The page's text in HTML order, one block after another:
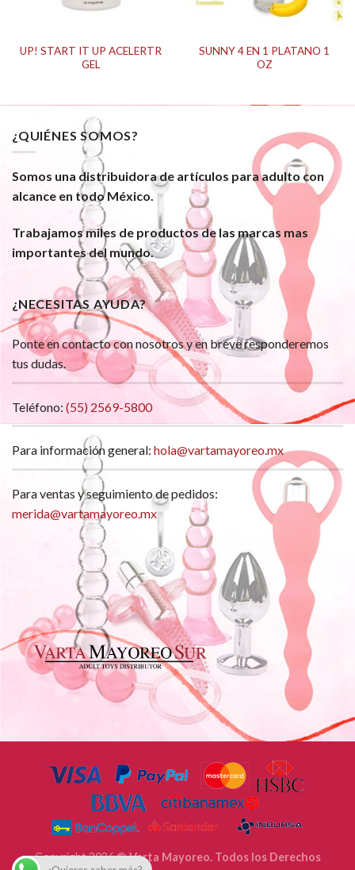
UP! START IT UP ACELERTR
GEL
SUNNY 4 EN 1 PLATANO 1
OZ
¿QUIÉNES SOMOS?
Somos una distribuidora de artículos para adulto con
alcance en todo México.
Trabajamos miles de productos de las marcas mas
importantes del mundo.
¿NECESITAS AYUDA?
Ponte en contacto con nosotros y en breve responderemos
tus dudas.
Teléfono: (55) 2569-5800
Para información general: hola@vartamayoreo.mx
Para ventas y seguimiento de pedidos:
merida@vartamayoreo.mx
Copyright 2026 ©Varta Mayoreo. Todos los Derechos